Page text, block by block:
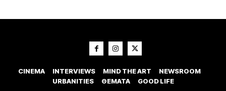
CINEMA INTERVIEWS MIND THE ART
NEWSROOM
URBANITIES
ΘΕΜΑΤΑ GOOD LIFE